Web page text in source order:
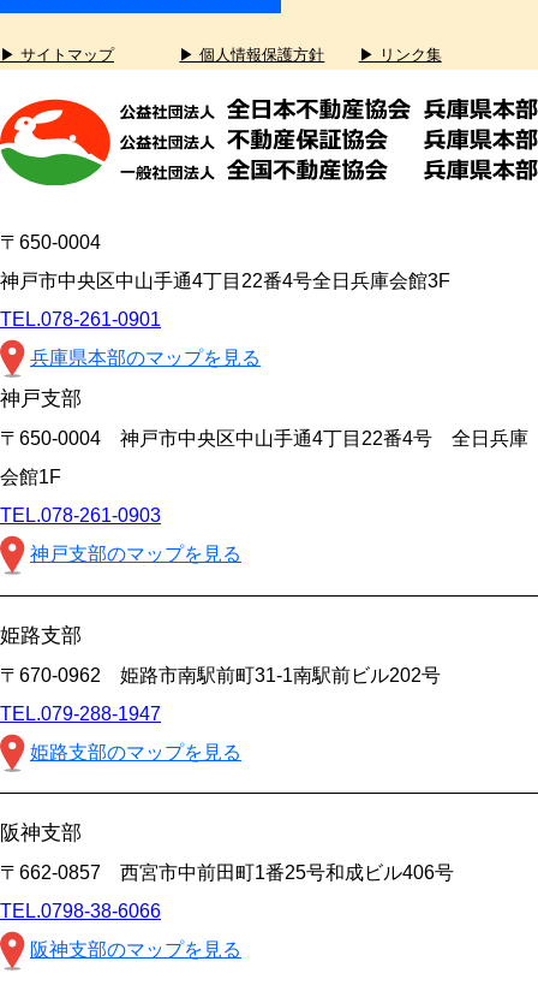
▶ サイトマップ ▶ 個人情報保護方針 ▶ リンク集
〒650-0004
神戸市中央区中山手通4丁目22番4号全日兵庫会館3F
TEL.078-261-0901
兵庫県本部のマップを見る
神戸支部
〒650-0004 神戸市中央区中山手通4丁目22番4号 全日兵庫
会館1F
TEL.078-261-0903
神戸支部のマップを見る
姫路支部
〒670-0962 姫路市南駅前町31-1南駅前ビル202号
TEL.079-288-1947
姫路支部のマップを見る
阪神支部
〒662-0857 西宮市中前田町1番25号和成ビル406号
TEL.0798-38-6066
阪神支部のマップを見る